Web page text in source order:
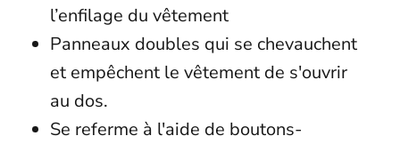
l’enfilage du vêtement
Panneaux doubles qui se chevauchent
et empêchent le vêtement de s'ouvrir
au dos.
Se referme à l'aide de boutons-